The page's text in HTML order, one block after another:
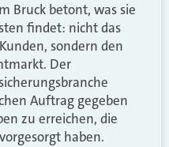
Bruck betont, was sie
findet: nicht das
sondern den
Der
Auftrag gegeben
zu erreichen, die
haben.